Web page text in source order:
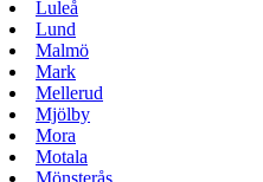
Luleå
Lund
Malmö
Mark
Mellerud
Mjölby
Mora
Motala
Mönsterås